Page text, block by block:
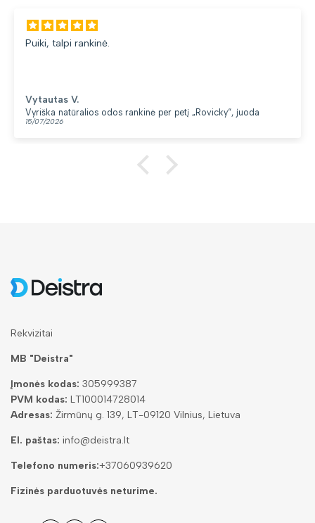
Puiki, talpi rankinė.
Vytautas V.
Vyriška natūralios odos rankinė per petį „Rovicky“, juoda
15/07/2026
Rekvizitai
MB "Deistra"
Įmonės kodas: 305999387
PVM kodas: LT100014728014
Adresas: Žirmūnų g. 139, LT-09120 Vilnius, Lietuva
El. paštas: info@deistra.lt
Telefono numeris:+37060939620
Fizinės parduotuvės neturime.